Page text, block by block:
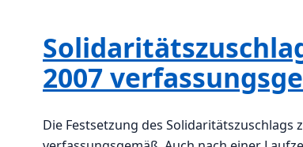
2007
Die Festsetzung des